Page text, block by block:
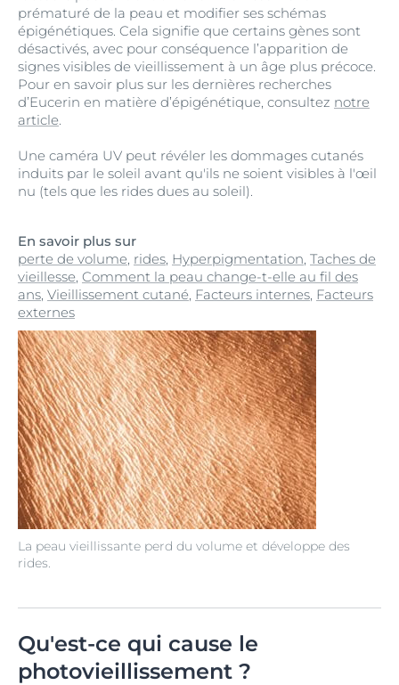
La peau vieillissante perd du volume et développe des
rides.
prématuré de la peau et modifier ses schémas
épigénétiques. Cela signifie que certains gènes sont
désactivés, avec pour conséquence l’apparition de
signes visibles de vieillissement à un âge plus précoce.
Pour en savoir plus sur les dernières recherches
d’Eucerin en matière d’épigénétique, consultez notre
article.
Une caméra UV peut révéler les dommages cutanés
induits par le soleil avant qu'ils ne soient visibles à l'œil
nu (tels que les rides dues au soleil).
En savoir plus sur
perte de volume, rides, Hyperpigmentation, Taches de
vieillesse, Comment la peau change-t-elle au fil des
ans, Vieillissement cutané, Facteurs internes, Facteurs
externes
Qu'est-ce qui cause le
photovieillissement ?